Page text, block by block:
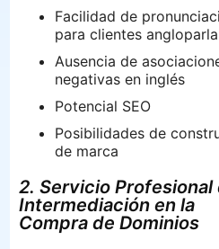
Facilidad de
para clientes
Ausencia de
negativas en inglés
Potencial SEO
Posibilidades de
de marca
2. Servicio Profesional
Intermediación en la
Compra de Dominios